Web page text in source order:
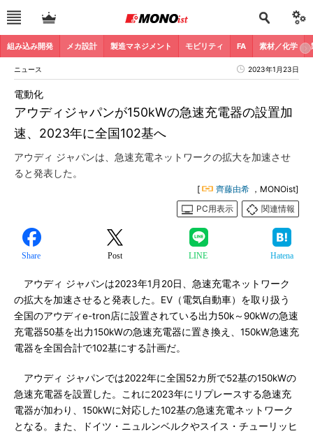
組み込み開発 メカ設計 製造マネジメント モビリティ FA 素材／化学
ニュース 2023年1月23日
アウディジャパンが150kWの急速充電器の設置加
速、2023年に全国102基へ
電動化
アウディ ジャパンは、急速充電ネットワークの拡大を加速させ
ると発表した。
[ 齊藤由希 ，MONOist]
PC用表示
関連情報
Share Post LINE Hatena
アウディ ジャパンは2023年1月20日、急速充電ネットワーク
の拡大を加速させると発表した。EV（電気自動車）を取り扱う
全国のアウディe-tron店に設置されている出力50k～90kWの急速
充電器50基を出力150kWの急速充電器に置き換え、150kW急速充
電器を全国合計で102基にする計画だ。
アウディ ジャパンでは2022年に全国52カ所で52基の150kWの
急速充電器を設置した。これに2023年にリプレースする急速充
電器が加わり、150kWに対応した102基の急速充電ネットワーク
となる。また、ドイツ・ニュルンベルクやスイス・チューリッヒ